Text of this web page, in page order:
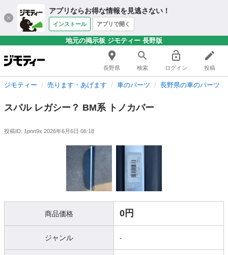
アプリならお得な情報を見逃さない！
インストール アプリで開く
地元の掲示板 ジモティー 長野版
長野県 検索 ログイン 投稿
ジモティー 売ります・あげます 車のパーツ 長野県の車のパーツ
スバル レガシー？ BM系 トノカバー
投稿ID: 1pnn9x 2026年6月6日 06:18
商品価格 0円
ジャンル -